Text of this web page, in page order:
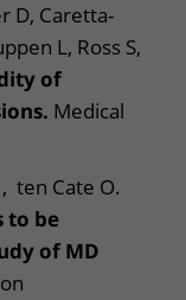
D, Caretta-
L, Ross S,
of
Medical
ten Cate O.
to be
of MD